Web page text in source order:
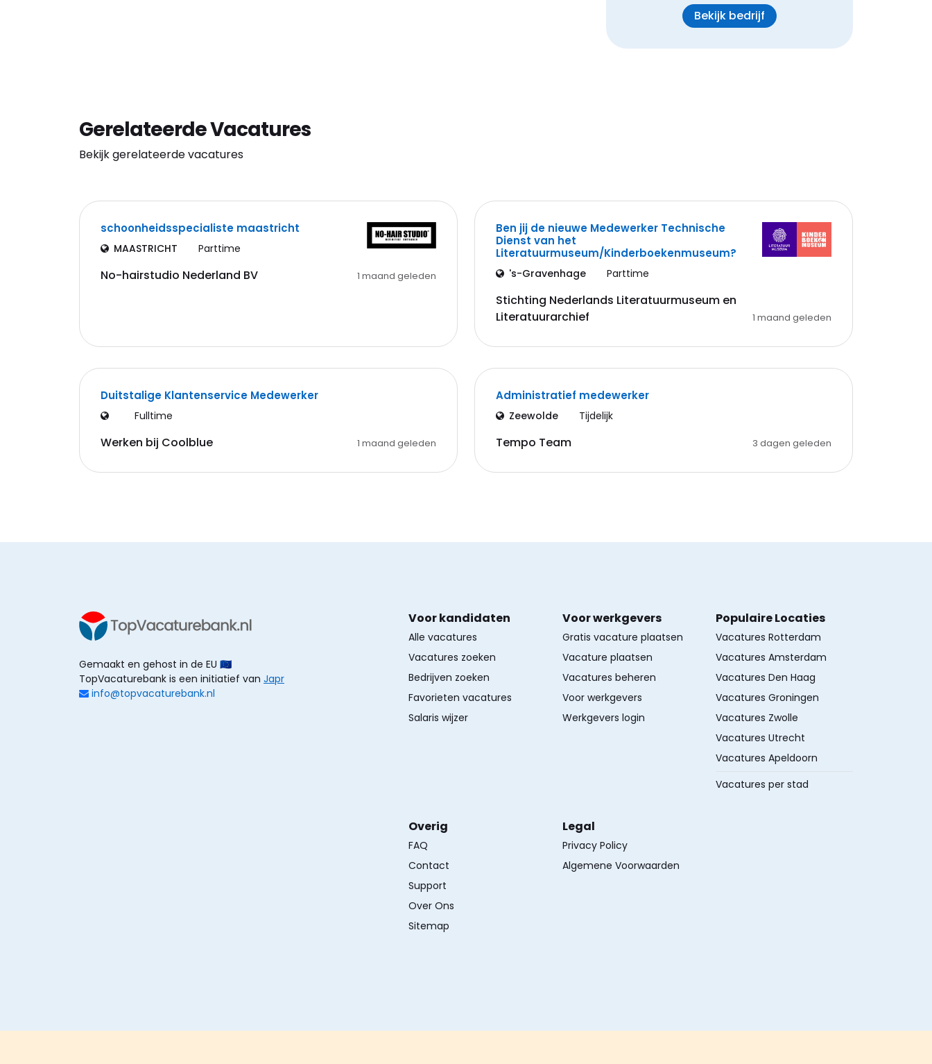
Bekijk bedrijf
Gerelateerde Vacatures
Bekijk gerelateerde vacatures
schoonheidsspecialiste maastricht
MAASTRICHT Parttime
No-hairstudio Nederland BV 1 maand geleden
Ben jij de nieuwe Medewerker Technische
Dienst van het
Literatuurmuseum/Kinderboekenmuseum?
's-Gravenhage Parttime
Stichting Nederlands Literatuurmuseum en
Literatuurarchief
1 maand geleden
Duitstalige Klantenservice Medewerker
Fulltime
Werken bij Coolblue 1 maand geleden
Administratief medewerker
Zeewolde Tijdelijk
Tempo Team 3 dagen geleden
Gemaakt en gehost in de EU 🇪🇺
TopVacaturebank is een initiatief van Japr
info@topvacaturebank.nl
Voor kandidaten
Alle vacatures
Vacatures zoeken
Bedrijven zoeken
Favorieten vacatures
Salaris wijzer
Voor werkgevers
Gratis vacature plaatsen
Vacature plaatsen
Vacatures beheren
Voor werkgevers
Werkgevers login
Populaire Locaties
Vacatures Rotterdam
Vacatures Amsterdam
Vacatures Den Haag
Vacatures Groningen
Vacatures Zwolle
Vacatures Utrecht
Vacatures Apeldoorn
Vacatures per stad
Overig
FAQ
Contact
Support
Over Ons
Sitemap
Legal
Privacy Policy
Algemene Voorwaarden